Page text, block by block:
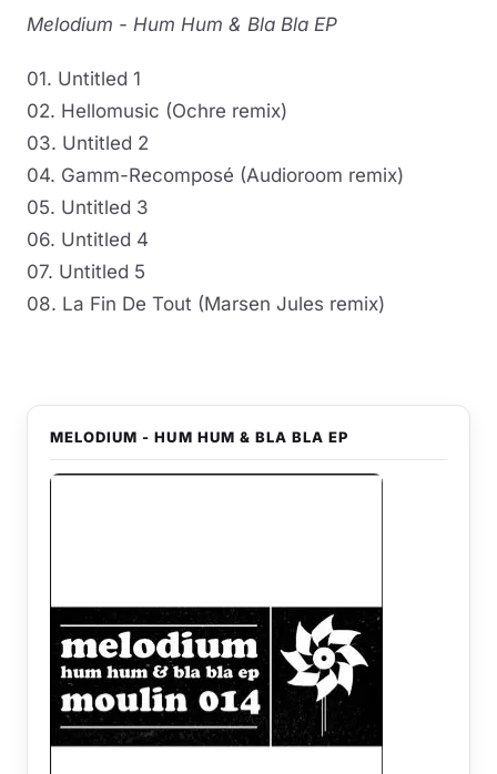
Melodium - Hum Hum & Bla Bla EP
01. Untitled 1
02. Hellomusic (Ochre remix)
03. Untitled 2
04. Gamm-Recomposé (Audioroom remix)
05. Untitled 3
06. Untitled 4
07. Untitled 5
08. La Fin De Tout (Marsen Jules remix)
MELODIUM - HUM HUM & BLA BLA EP